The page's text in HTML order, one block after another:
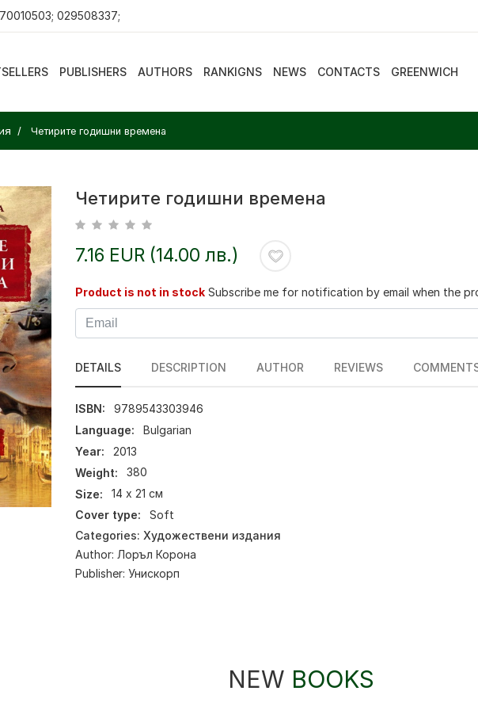
029508337;
PUBLISHERS AUTHORS RANKIGNS NEWS CONTACTS GREENWICH
Четирите годишни времена
Четирите годишни времена
7.16 EUR (14.00 лв.)
Product is not in stock Subscribe me for notification by email when the
DETAILS DESCRIPTION AUTHOR REVIEWS
ISBN:
9789543303946
Language:
Bulgarian
Year:
2013
Weight:
380
Size:
14 х 21 см
Cover type:
Soft
Categories: Художествени издания
Author: Лоръл Корона
Publisher: Унискорп
NEW BOOKS